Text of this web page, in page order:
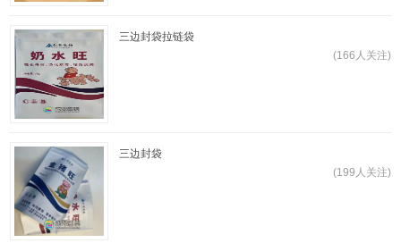
三边封袋拉链袋
(166人关注)
三边封袋
(199人关注)